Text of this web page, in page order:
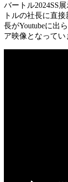
バートル2024SS
トルの社長に直
長がYoutubeに出
ア映像となってい